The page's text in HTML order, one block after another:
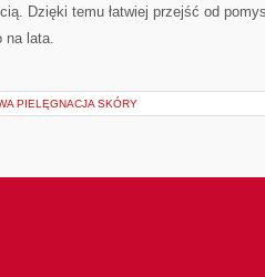
Dzięki temu łatwiej przejść od
na lata.
PIELĘGNACJA SKÓRY